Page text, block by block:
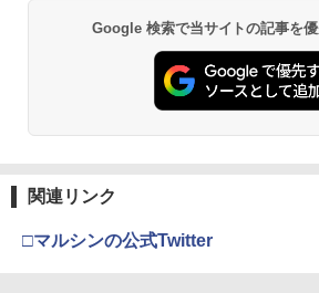
Google 検索で当サイトの記事を
関連リンク
□マルシンの公式Twitter